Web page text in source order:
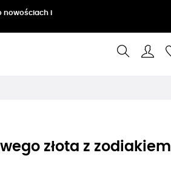
nowościach i
złota z zodiakiem